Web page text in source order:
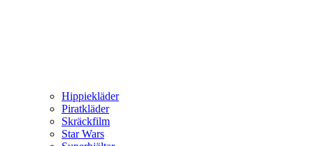
Hippiekläder
Piratkläder
Skräckfilm
Star Wars